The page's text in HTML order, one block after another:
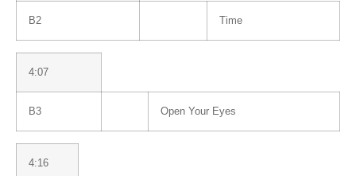
B2 Time
4:07
B3 Open Your Eyes
4:16